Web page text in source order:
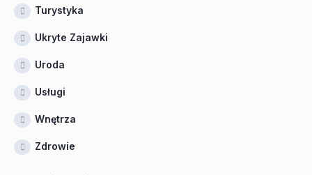
Turystyka
Ukryte Zajawki
Uroda
Usługi
Wnętrza
Zdrowie